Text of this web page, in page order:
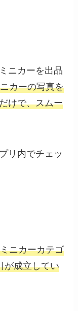
ニカーを出品
カーの写真を
けで、スムー
リ内でチェッ
ミニカーカテゴ
が成立してい